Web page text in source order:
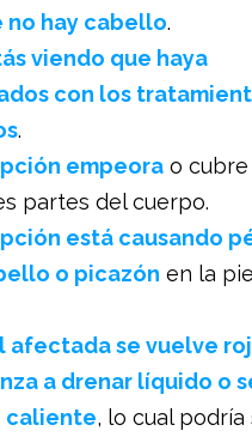
no hay cabello.
viendo que haya
con los
.
empeora o cubre
partes del cuerpo.
está causando
o picazón en la
afectada se vuelve
a drenar líquido o
caliente, lo cual podría